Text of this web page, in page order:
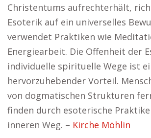
Christentums aufrechterhält,
Esoterik auf ein universelles
verwendet Praktiken wie
Energiearbeit. Die Offenheit der
individuelle spirituelle Wege ist
hervorzuhebender Vorteil.
von dogmatischen Strukturen
finden durch esoterische
inneren Weg. – Kirche Möhlin